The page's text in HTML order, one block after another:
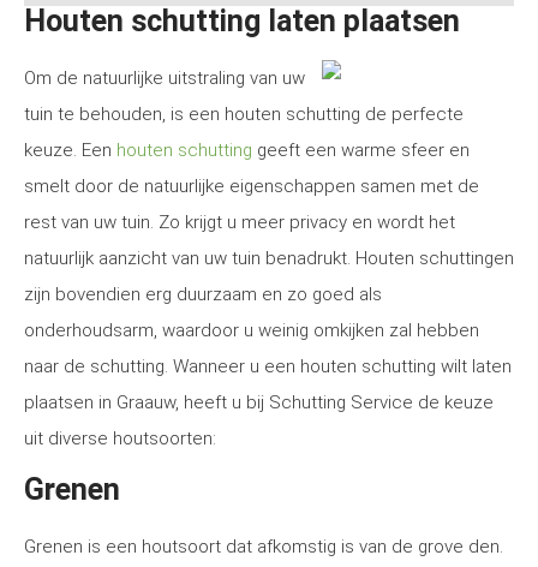
Houten schutting laten plaatsen
Om de natuurlijke uitstraling van uw
tuin te behouden, is een houten schutting de perfecte
keuze. Een houten schutting geeft een warme sfeer en
smelt door de natuurlijke eigenschappen samen met de
rest van uw tuin. Zo krijgt u meer privacy en wordt het
natuurlijk aanzicht van uw tuin benadrukt. Houten schuttingen
zijn bovendien erg duurzaam en zo goed als
onderhoudsarm, waardoor u weinig omkijken zal hebben
naar de schutting. Wanneer u een houten schutting wilt laten
plaatsen in Graauw, heeft u bij Schutting Service de keuze
uit diverse houtsoorten:
Grenen
Grenen is een houtsoort dat afkomstig is van de grove den.